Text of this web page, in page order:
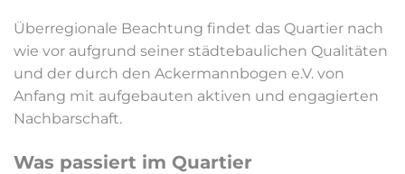
Überregionale Beachtung findet das Quartier nach
wie vor aufgrund seiner städtebaulichen Qualitäten
und der durch den Ackermannbogen e.V. von
Anfang mit aufgebauten aktiven und engagierten
Nachbarschaft.
Was passiert im Quartier